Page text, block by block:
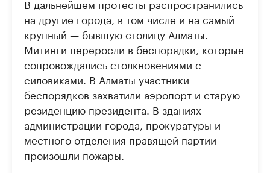
В дальнейшем протесты распространились
на другие города, в том числе и на самый
крупный — бывшую столицу Алматы.
Митинги переросли в беспорядки, которые
сопровождались столкновениями с
силовиками. В Алматы участники
беспорядков захватили аэропорт и старую
резиденцию президента. В зданиях
администрации города, прокуратуры и
местного отделения правящей партии
произошли пожары.